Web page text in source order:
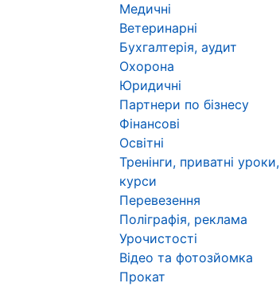
Медичні
Ветеринарні
Бухгалтерія, аудит
Охорона
Юридичні
Партнери по бізнесу
Фінансові
Освітні
Тренінги, приватні уроки,
курси
Перевезення
Поліграфія, реклама
Урочистості
Відео та фотозйомка
Прокат